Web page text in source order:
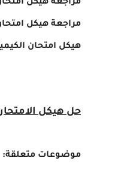
مراجعة هيكل امتحان
هيكل امتحان
حل هيكل الامتحان
موضوعات متعلقة: